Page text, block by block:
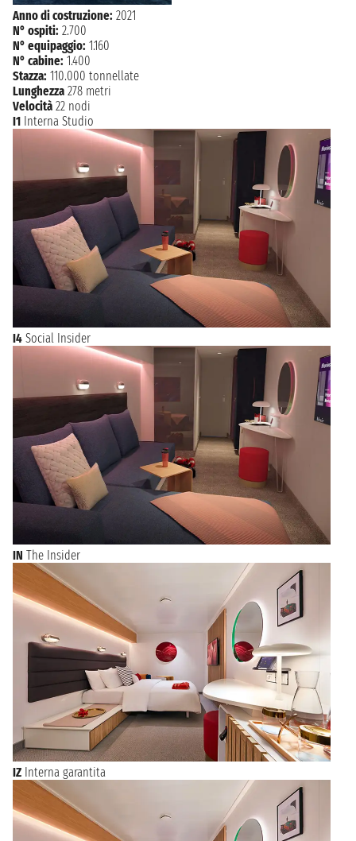
Anno di costruzione: 2021
N° ospiti: 2.700
N° equipaggio: 1.160
N° cabine: 1.400
Stazza: 110.000 tonnellate
Lunghezza 278 metri
Velocità 22 nodi
I1 Interna Studio
I4 Social Insider
IN The Insider
IZ Interna garantita